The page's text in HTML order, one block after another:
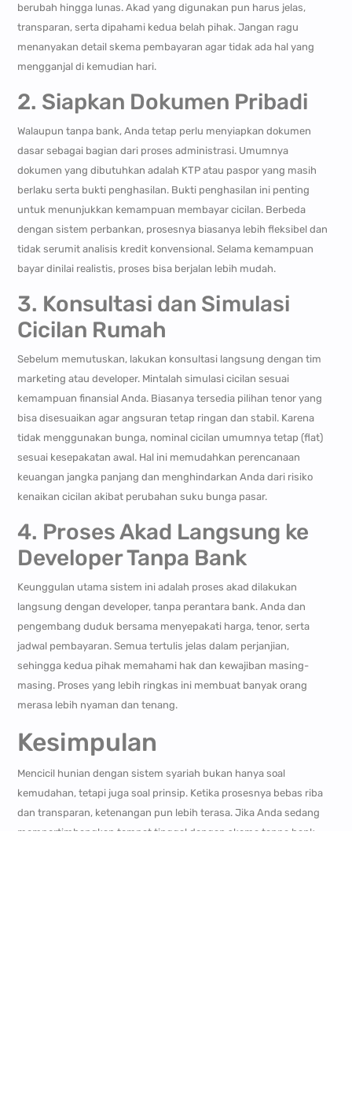
berubah hingga lunas. Akad yang digunakan pun harus jelas,
transparan, serta dipahami kedua belah pihak. Jangan ragu
menanyakan detail skema pembayaran agar tidak ada hal yang
mengganjal di kemudian hari.
2. Siapkan Dokumen Pribadi
Walaupun tanpa bank, Anda tetap perlu menyiapkan dokumen
dasar sebagai bagian dari proses administrasi. Umumnya
dokumen yang dibutuhkan adalah KTP atau paspor yang masih
berlaku serta bukti penghasilan. Bukti penghasilan ini penting
untuk menunjukkan kemampuan membayar cicilan. Berbeda
dengan sistem perbankan, prosesnya biasanya lebih fleksibel dan
tidak serumit analisis kredit konvensional. Selama kemampuan
bayar dinilai realistis, proses bisa berjalan lebih mudah.
3. Konsultasi dan Simulasi
Cicilan Rumah
Sebelum memutuskan, lakukan konsultasi langsung dengan tim
marketing atau developer. Mintalah simulasi cicilan sesuai
kemampuan finansial Anda. Biasanya tersedia pilihan tenor yang
bisa disesuaikan agar angsuran tetap ringan dan stabil. Karena
tidak menggunakan bunga, nominal cicilan umumnya tetap (flat)
sesuai kesepakatan awal. Hal ini memudahkan perencanaan
keuangan jangka panjang dan menghindarkan Anda dari risiko
kenaikan cicilan akibat perubahan suku bunga pasar.
4. Proses Akad Langsung ke
Developer Tanpa Bank
Keunggulan utama sistem ini adalah proses akad dilakukan
langsung dengan developer, tanpa perantara bank. Anda dan
pengembang duduk bersama menyepakati harga, tenor, serta
jadwal pembayaran. Semua tertulis jelas dalam perjanjian,
sehingga kedua pihak memahami hak dan kewajiban masing-
masing. Proses yang lebih ringkas ini membuat banyak orang
merasa lebih nyaman dan tenang.
Kesimpulan
Mencicil hunian dengan sistem syariah bukan hanya soal
kemudahan, tetapi juga soal prinsip. Ketika prosesnya bebas riba
dan transparan, ketenangan pun lebih terasa. Jika Anda sedang
mempertimbangkan tempat tinggal dengan skema tanpa bank